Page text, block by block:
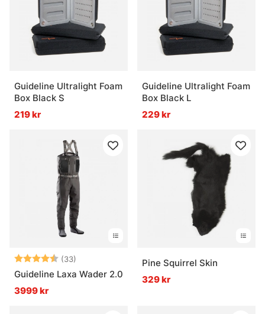
Guideline Ultralight Foam
Box Black S
219 kr
Guideline Ultralight Foam
Box Black L
229 kr
Betyg: (33)
4.6 utav 5 stjärnor
Guideline Laxa Wader 2.0
3999 kr
Pine Squirrel Skin
329 kr